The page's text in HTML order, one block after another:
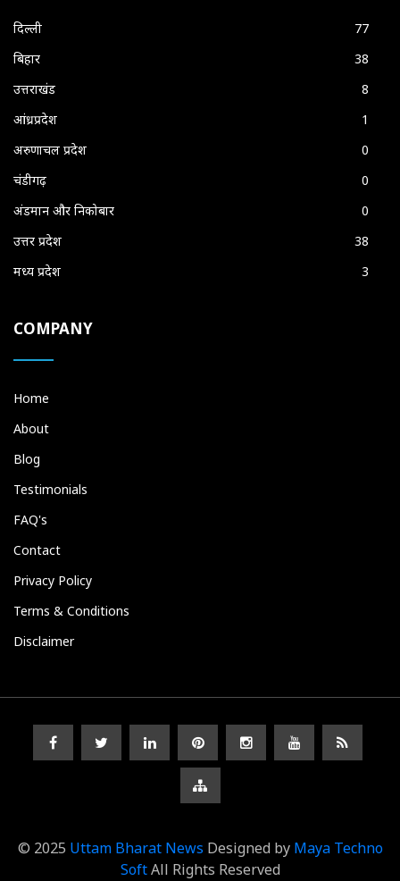
दिल्ली
77
बिहार
38
उत्तराखंड
8
आंध्रप्रदेश
1
अरुणाचल प्रदेश
0
चंडीगढ़
0
अंडमान और निकोबार
0
उत्तर प्रदेश
38
मध्य प्रदेश
3
COMPANY
Home
About
Blog
Testimonials
FAQ's
Contact
Privacy Policy
Terms & Conditions
Disclaimer
© 2025 Uttam Bharat News Designed by Maya Techno
SoftAll Rights Reserved